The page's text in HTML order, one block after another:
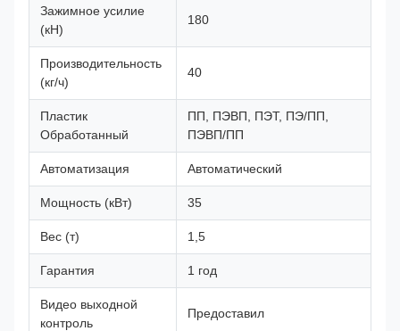
Зажимное усилие
(кН)
180
Производительность
(кг/ч)
40
Пластик
Обработанный
ПП, ПЭВП, ПЭТ, ПЭ/ПП,
ПЭВП/ПП
Автоматизация Автоматический
Мощность (кВт) 35
Вес (т) 1,5
Гарантия 1 год
Видео выходной
контроль
Предоставил